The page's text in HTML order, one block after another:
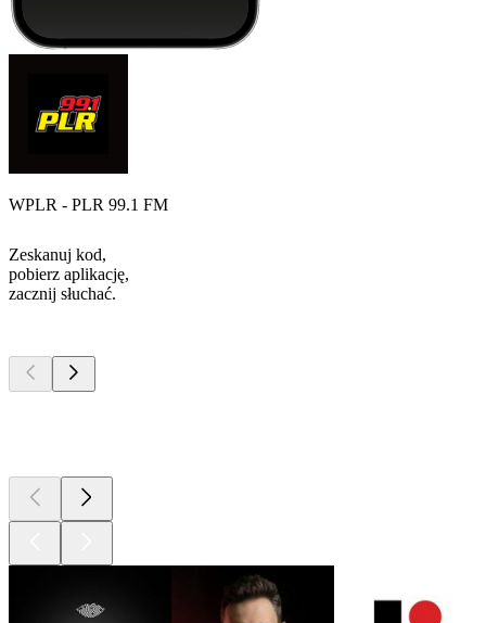
WPLR - PLR 99.1 FM
Zeskanuj kod,
pobierz aplikację,
zacznij słuchać.